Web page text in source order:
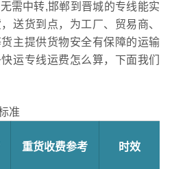
需中转,邯郸到晋城的专线能实
送货到点，为工厂、贸易商、
主提供货物安全有保障的运输
运专线运费怎么算，下面我们
准
重货收费参考 时效